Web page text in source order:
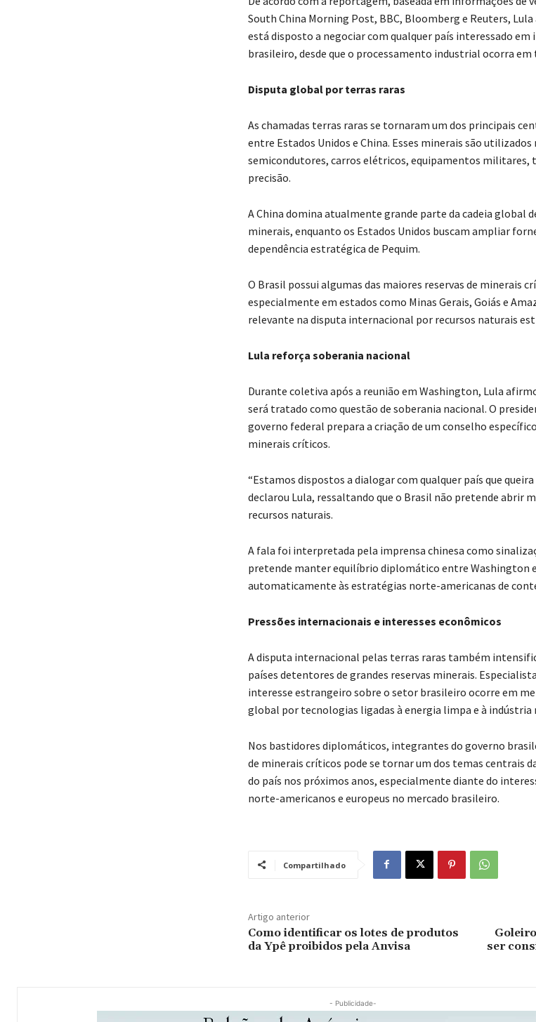
South China Morning Post, BBC, Bloomberg e Reuters,
está disposto a negociar com qualquer país interessado
brasileiro, desde que o processamento industrial ocorra
Disputa global por terras raras
As chamadas terras raras se tornaram um dos principais
entre Estados Unidos e China. Esses minerais são
semicondutores, carros elétricos, equipamentos militares,
precisão.
A China domina atualmente grande parte da cadeia global
minerais, enquanto os Estados Unidos buscam ampliar
dependência estratégica de Pequim.
O Brasil possui algumas das maiores reservas de minerais
especialmente em estados como Minas Gerais, Goiás e
relevante na disputa internacional por recursos naturais
Lula reforça soberania nacional
Durante coletiva após a reunião em Washington, Lula
será tratado como questão de soberania nacional. O
governo federal prepara a criação de um conselho
minerais críticos.
“Estamos dispostos a dialogar com qualquer país que
declarou Lula, ressaltando que o Brasil não pretende abrir
recursos naturais.
A fala foi interpretada pela imprensa chinesa como
pretende manter equilíbrio diplomático entre Washington
automaticamente às estratégias norte-americanas de
Pressões internacionais e interesses econômicos
A disputa internacional pelas terras raras também
países detentores de grandes reservas minerais.
interesse estrangeiro sobre o setor brasileiro ocorre em
global por tecnologias ligadas à energia limpa e à indústria
Nos bastidores diplomáticos, integrantes do governo
de minerais críticos pode se tornar um dos temas centrais
do país nos próximos anos, especialmente diante do
norte-americanos e europeus no mercado brasileiro.
Compartilhado
Artigo anterior
Como identificar os lotes de produtos
da Ypê proibidos pela Anvisa
ser
- Publicidade-